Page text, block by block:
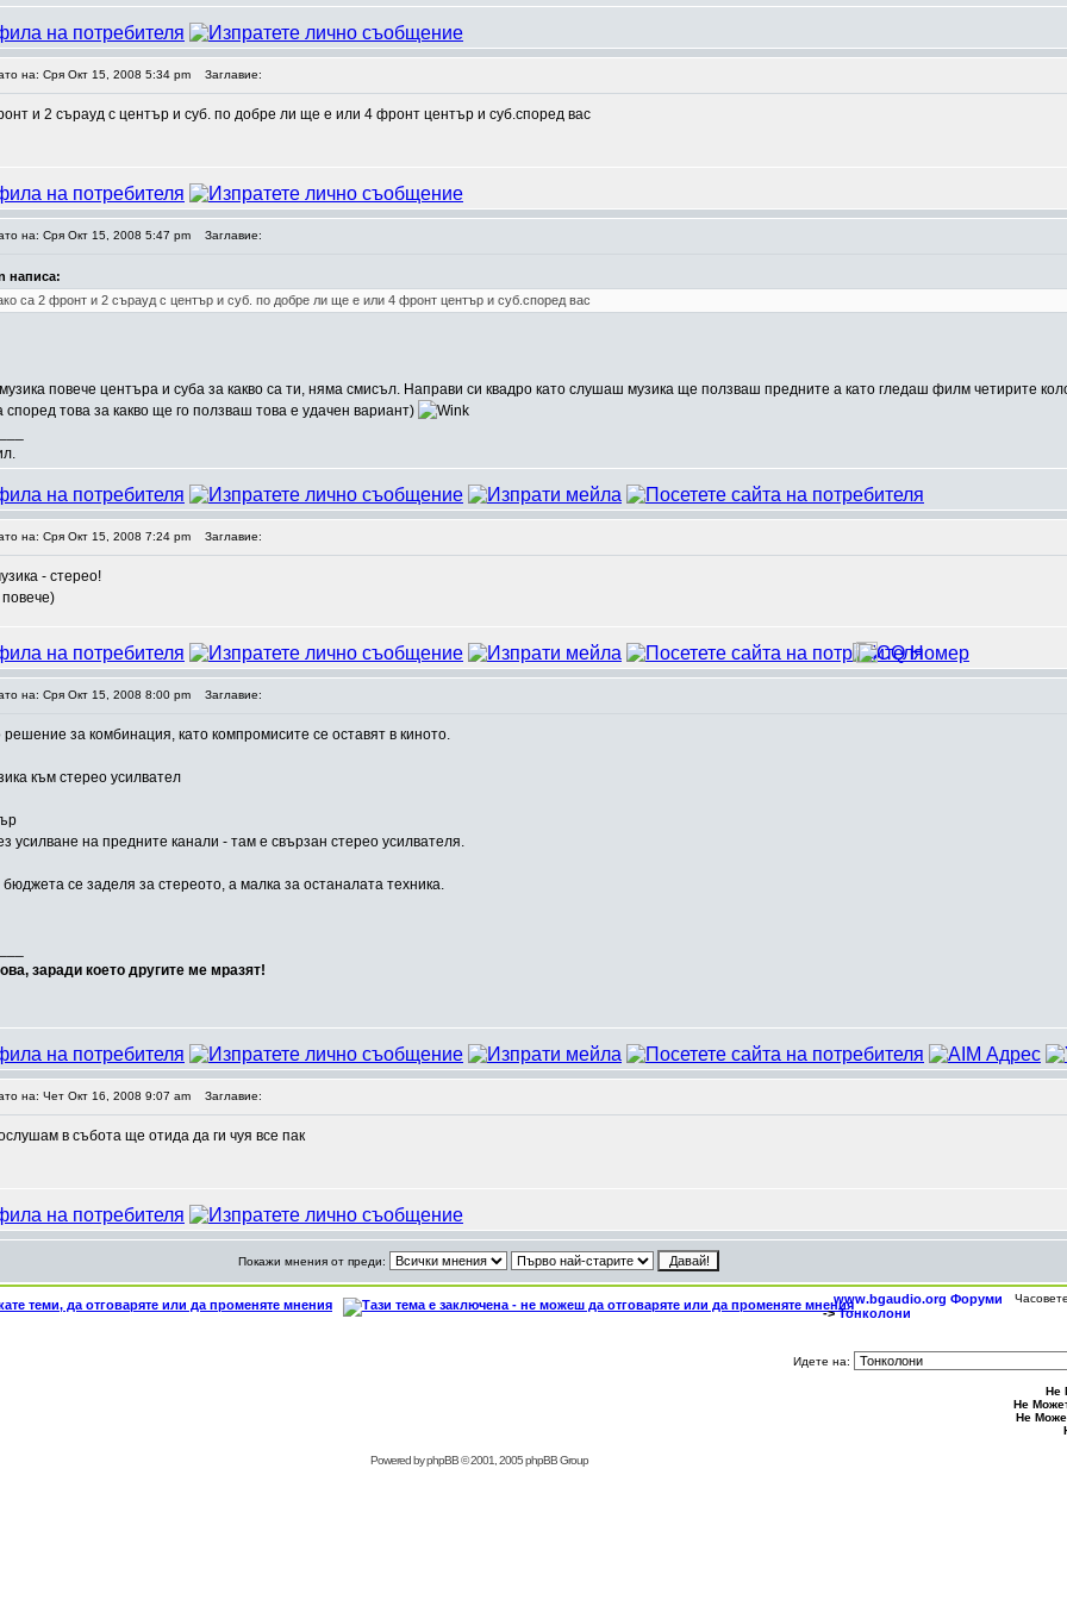
на: Сря Окт 15, 2008 5:34 pm Заглавие:
и 2 сърауд с център и суб. по добре ли ще е или 4 фронт център и суб.според вас
на: Сря Окт 15, 2008 5:47 pm Заглавие:
написа:
са 2 фронт и 2 сърауд с център и суб. по добре ли ще е или 4 фронт център и суб.според вас
повече центъра и суба за какво са ти, няма смисъл. Направи си квадро като слушаш музика ще ползваш предните а като гледаш филм четирите
това за какво ще го ползваш това е удачен вариант)
на: Сря Окт 15, 2008 7:24 pm Заглавие:
- стерео!
на: Сря Окт 15, 2008 8:00 pm Заглавие:
за комбинация, като компромисите се оставят в киното.
към стерео усилвател
усилване на предните канали - там е свързан стерео усилвателя.
се заделя за стереото, а малка за останалата техника.
заради което другите ме мразят!
на: Чет Окт 16, 2008 9:07 am Заглавие:
в събота ще отида да ги чуя все пак
Покажи мнения от преди:
www.bgaudio.org Форуми
->Тонколони
Идете на:
Не
Не
Не
Powered byphpBB© 2001, 2005 phpBB Group